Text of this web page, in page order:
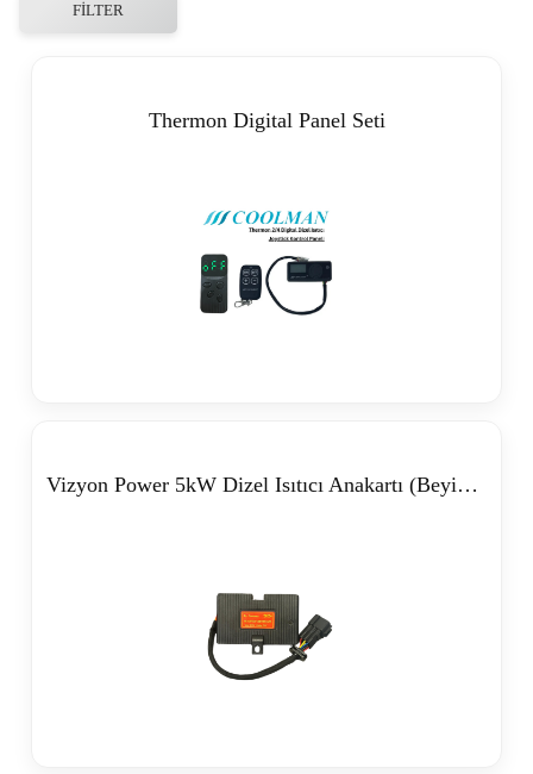
FILTER
Thermon Digital Panel Seti
Vizyon Power 5kW Dizel Isıtıcı Anakartı (Beyin) 12-24V